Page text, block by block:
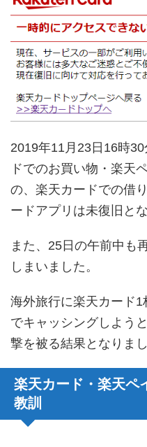
2019年11月23日16時
ドでのお買い物・楽天
の、楽天カードでの借
ードアプリは未復旧と
また、25日の午前中も
しまいました。
海外旅行に楽天カード
でキャッシングしよう
撃を被る結果となりまし
楽天カード・楽天ペ
教訓